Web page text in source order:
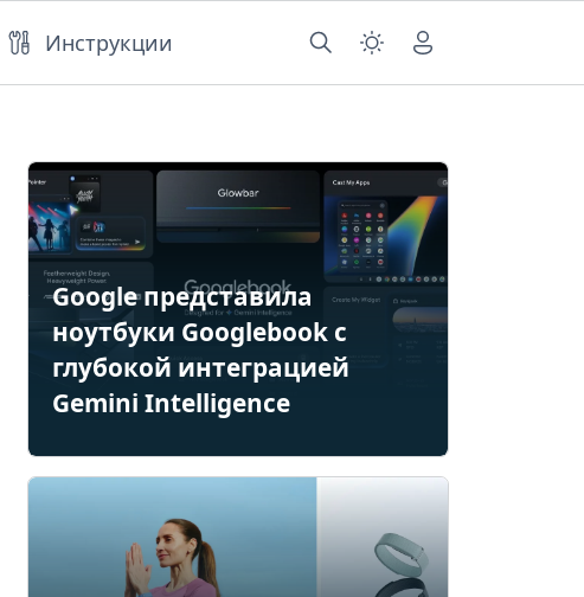
Инструкции
Google представила
ноутбуки Googlebook с
глубокой интеграцией
Gemini Intelligence